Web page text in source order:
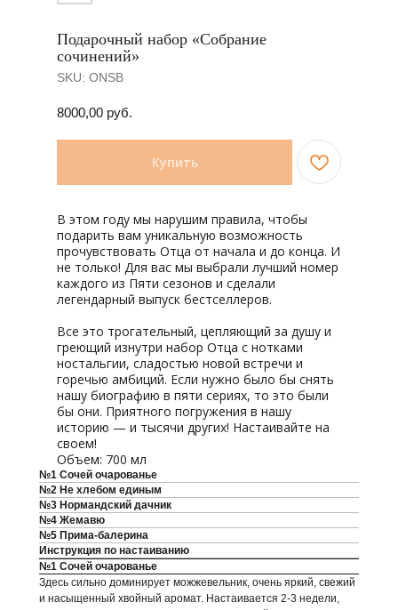
Подарочный набор «Собрание
сочинений»
SKU: ONSB
8000,00 руб.
Купить
В этом году мы нарушим правила, чтобы
подарить вам уникальную возможность
прочувствовать Отца от начала и до конца. И
не только! Для вас мы выбрали лучший номер
каждого из Пяти сезонов и сделали
легендарный выпуск бестселлеров.
Все это трогательный, цепляющий за душу и
греющий изнутри набор Отца с нотками
ностальгии, сладостью новой встречи и
горечью амбиций. Если нужно было бы снять
нашу биографию в пяти сериях, то это были
бы они. Приятного погружения в нашу
историю — и тысячи других! Настаивайте на
своем!
Объем: 700 мл
№1 Сочей очарованье
№2 Не хлебом единым
№3 Нормандский дачник
№4 Жемавю
№5 Прима-балерина
Инструкция по настаиванию
№1 Сочей очарованье
Здесь сильно доминирует можжевельник, очень яркий, свежий
и насыщенный хвойный аромат. Настаивается 2-3 недели,